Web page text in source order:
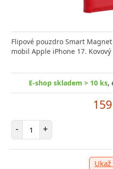
Flipové pouzdro Smart
mobil Apple iPhone 17. Kovový
E-shop skladem > 10 ks,
- Počet položek
+
Ukaž
FIXED zajistí rychlé a
moderního smartphonu,
skladem > 10 ks, odešleme
položek
+